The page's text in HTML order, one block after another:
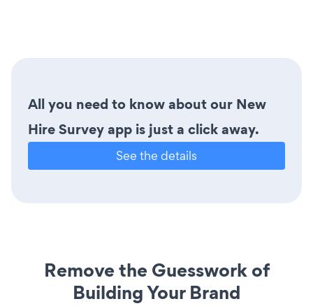
All you need to know about our New
Hire Survey app is just a click away.
See the details
Remove the Guesswork of
Building Your Brand